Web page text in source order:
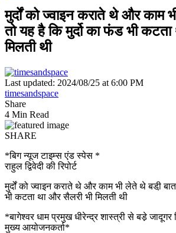
मुर्दों को ज्वाइन कराते थे और काम
तो यह है कि मुर्दो का फंड भी
मिलती थी
Last updated: 2024/08/25 at 6:00 PM
timesandspace
Share
4 Min Read
SHARE
*बिग न्यूज टाइम्स एंड स्पेस *
राहुल द्विवेदी की रिपोर्ट
मुर्दों को ज्वाइन कराते थे और काम भी लेते थे बडी़
भी कटता था और सैलरी भी मिलती थी
*बागेश्वर धाम प्रमुख धीरेन्द्र शास्त्री से बडे़
मुख्य आयोजनकर्ता*